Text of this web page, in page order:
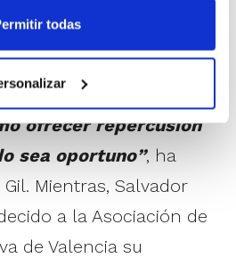
todasde primera
de las federaciones
para buscar
ofrecer repercusión
sea oportuno”, ha
Mientras, Salvador
a la Asociación de
de Valencia su